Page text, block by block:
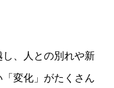
、人との別れや新
変化」がたくさん